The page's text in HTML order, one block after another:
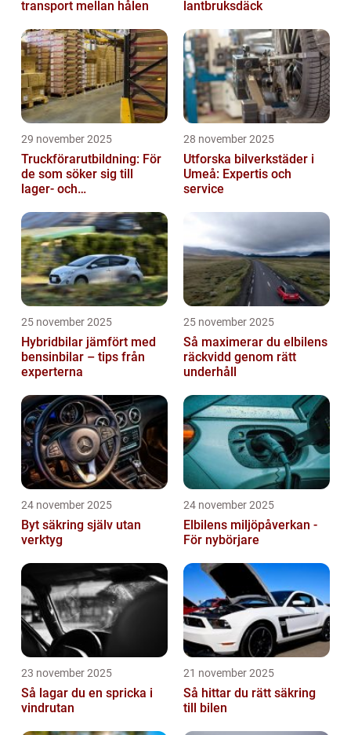
transport mellan hålen lantbruksdäck
29 november 2025
Truckförarutbildning: För
de som söker sig till
lager- och
28 november 2025
Utforska bilverkstäder i
Umeå: Expertis och
service
25 november 2025
Hybridbilar jämfört med
bensinbilar – tips från
experterna
25 november 2025
Så maximerar du elbilens
räckvidd genom rätt
underhåll
24 november 2025
Byt säkring själv utan
verktyg
24 november 2025
Elbilens miljöpåverkan -
För nybörjare
23 november 2025
Så lagar du en spricka i
vindrutan
21 november 2025
Så hittar du rätt säkring
till bilen